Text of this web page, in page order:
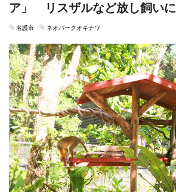
ア」 リスザルなど放し飼いに
名護市 ネオパークオキナワ